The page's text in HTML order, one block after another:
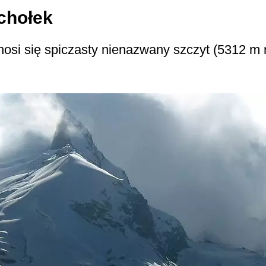
się spiczasty nienazwany szczyt (5312 m